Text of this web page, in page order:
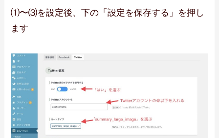
⑴〜⑶を設定後、下の「設定を保存する」を押し
ます